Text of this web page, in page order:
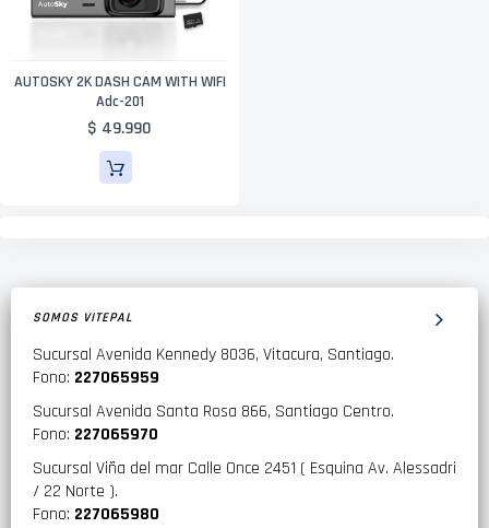
AUTOSKY 2K DASH CAM WITH WIFI
Adc-201
$ 49.990
SOMOS VITEPAL
Sucursal Avenida Kennedy 8036, Vitacura, Santiago.
Fono: 227065959
Sucursal Avenida Santa Rosa 866, Santiago Centro.
Fono: 227065970
Sucursal Viña del mar Calle Once 2451 ( Esquina Av. Alessadri
/ 22 Norte ).
Fono: 227065980